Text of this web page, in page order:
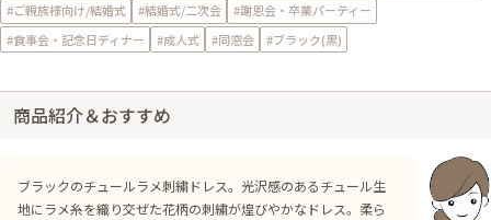
#ご親族様向け/結婚式
#結婚式/二次会
#謝恩会・卒業パーティー
#食事会・記念日ディナー
#成人式 #同窓会 #ブラック(黒)
商品紹介＆おすすめ
ブラックのチュールラメ刺繍ドレス。光沢感のあるチュール生
地にラメ糸を織り交ぜた花柄の刺繍が煌びやかなドレス。柔ら